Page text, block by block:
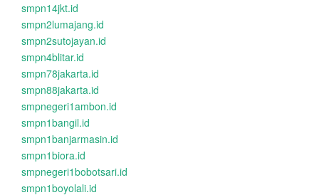
smpn14jkt.id
smpn2lumajang.id
smpn2sutojayan.id
smpn4blitar.id
smpn78jakarta.id
smpn88jakarta.id
smpnegeri1ambon.id
smpn1bangil.id
smpn1banjarmasin.id
smpn1biora.id
smpnegeri1bobotsari.id
smpn1boyolali.id